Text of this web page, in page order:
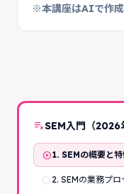
※本講座はAIで作
playlist_playSEM入門（
play_circle1. SEMの概要と
radio_button_unchecked 2. SEMの業務プロ